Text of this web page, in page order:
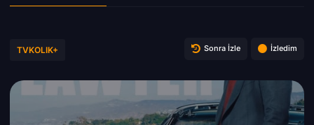
TVKOLIK+ Sonra İzle İzledim